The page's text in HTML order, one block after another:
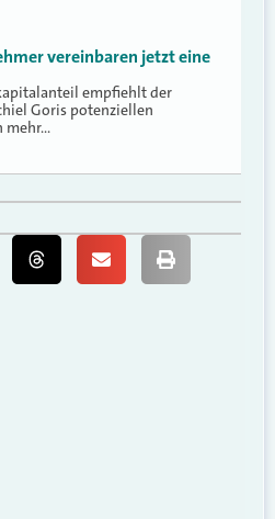
vereinbaren jetzt eine
empfiehlt der
Goris potenziellen
mehr…